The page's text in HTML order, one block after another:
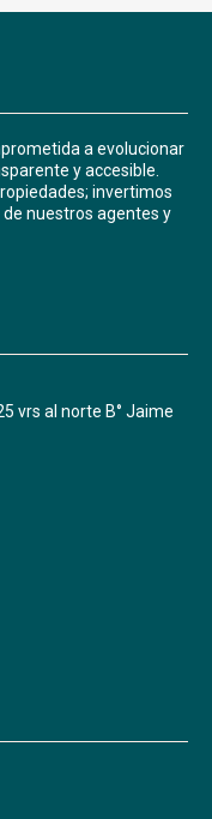
a evolucionar
y accesible.
invertimos
nuestros agentes y
vrs al norte B° Jaime